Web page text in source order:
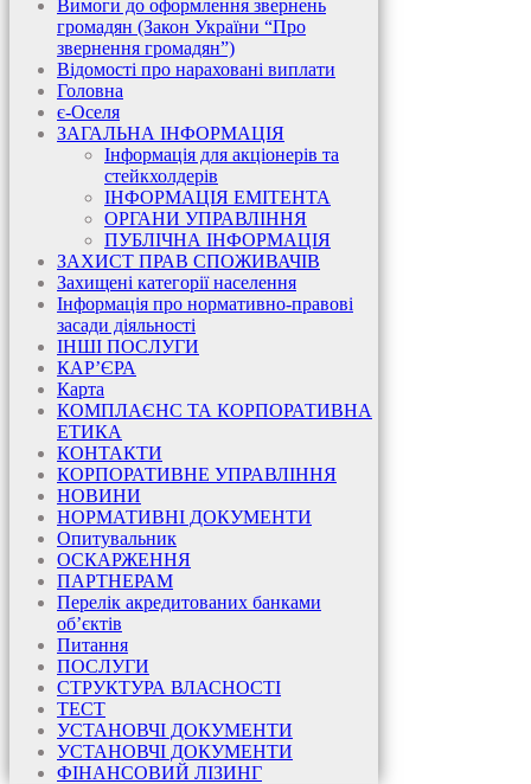
Вимоги до оформлення звернень
громадян (Закон України “Про
звернення громадян”)
Відомості про нараховані виплати
Головна
є-Оселя
ЗАГАЛЬНА ІНФОРМАЦІЯ
Інформація для акціонерів та
стейкхолдерів
ІНФОРМАЦІЯ ЕМІТЕНТА
ОРГАНИ УПРАВЛІННЯ
ПУБЛІЧНА ІНФОРМАЦІЯ
ЗАХИСТ ПРАВ СПОЖИВАЧІВ
Захищені категорії населення
Інформація про нормативно-правові
засади діяльності
ІНШІ ПОСЛУГИ
КАР’ЄРА
Карта
КОМПЛАЄНС ТА КОРПОРАТИВНА
ЕТИКА
КОНТАКТИ
КОРПОРАТИВНЕ УПРАВЛІННЯ
НОВИНИ
НОРМАТИВНІ ДОКУМЕНТИ
Опитувальник
ОСКАРЖЕННЯ
ПАРТНЕРАМ
Перелік акредитованих банками
об’єктів
Питання
ПОСЛУГИ
СТРУКТУРА ВЛАСНОСТІ
ТЕСТ
УСТАНОВЧІ ДОКУМЕНТИ
УСТАНОВЧІ ДОКУМЕНТИ
ФІНАНСОВИЙ ЛІЗИНГ